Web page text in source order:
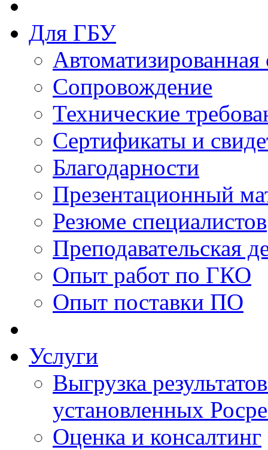
Для ГБУ
Сопровождение
Технические
Сертификаты и
Благодарности
Презентационный
Резюме специалистов
Преподавательская
Опыт работ по ГКО
Опыт поставки ПО
Услуги
Выгрузка
установленных
Оценка и консалтинг